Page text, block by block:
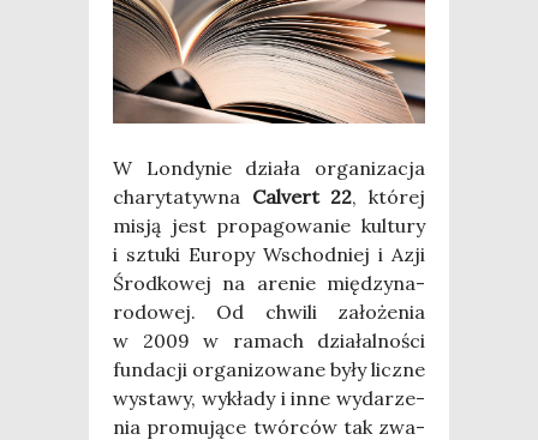
W Lon­dy­nie dzia­ła orga­ni­za­cja
cha­ry­ta­tyw­na Calvert 22, któ­rej
misją jest pro­pa­go­wa­nie kul­tu­ry
i sztu­ki Euro­py Wschod­niej i Azji
Środ­ko­wej na are­nie mię­dzy­na­
ro­do­wej. Od chwi­li zało­że­nia
w 2009 w ramach dzia­łal­no­ści
fun­da­cji orga­ni­zo­wa­ne były licz­ne
wysta­wy, wykła­dy i inne wyda­rze­
nia pro­mu­ją­ce twór­ców tak zwa­